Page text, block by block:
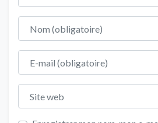
Nom
E-mail
Site web